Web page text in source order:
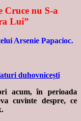
Cruce nu S-a
Lui”
Arsenie Papacioc.
duhovnicești
acum, în perioada
cuvinte despre, ce